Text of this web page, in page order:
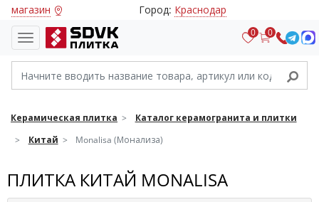
магазин Город: Краснодар
0 0
Керамическая плитка
Каталог керамогранита и плитки
Китай
Monalisa (Монализа)
ПЛИТКА КИТАЙ MONALISA